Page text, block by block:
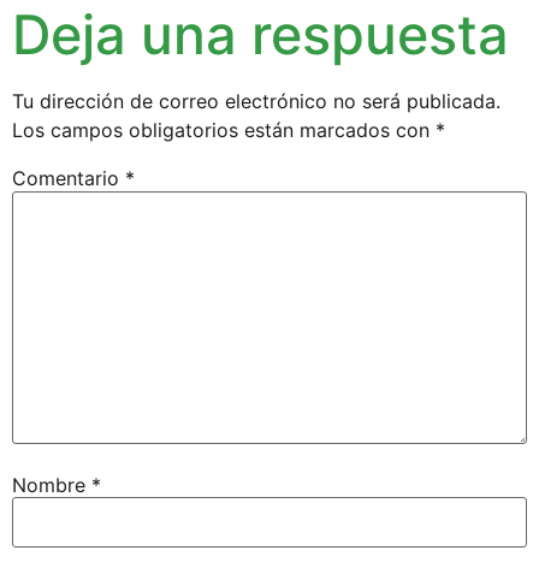
Deja una respuesta
Tu dirección de correo electrónico no será publicada.
Los campos obligatorios están marcados con *
Comentario *
Nombre *